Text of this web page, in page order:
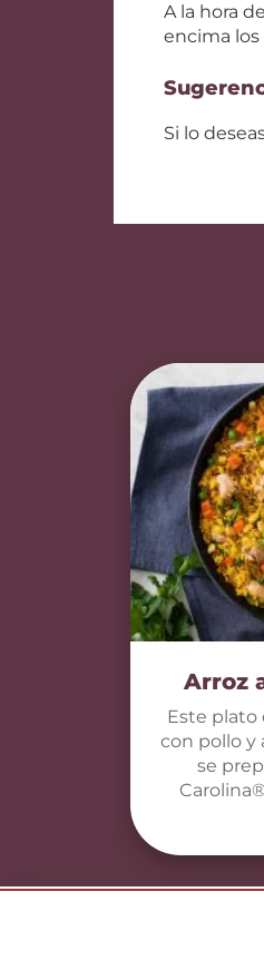
A la hora
encima
Si lo
Arroz
Este plato
con pollo y
se